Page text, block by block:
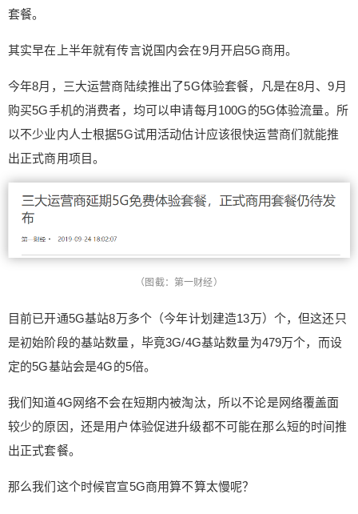
套餐。
其实早在上半年就有传言说国内会在9月开启5G商用。
今年8月，三大运营商陆续推出了5G体验套餐，凡是在8月、9月
购买5G手机的消费者，均可以申请每月100G的5G体验流量。所
以不少业内人士根据5G试用活动估计应该很快运营商们就能推
出正式商用项目。
（图截：第一财经）
目前已开通5G基站8万多个（今年计划建造13万）个，但这还只
是初始阶段的基站数量，毕竟3G/4G基站数量为479万个，而设
定的5G基站会是4G的5倍。
我们知道4G网络不会在短期内被淘汰，所以不论是网络覆盖面
较少的原因，还是用户体验促进升级都不可能在那么短的时间推
出正式套餐。
那么我们这个时候官宣5G商用算不算太慢呢？
给鹰视界打赏
2
20 元 50 元 自定义
立刻支付
¥
6位以上